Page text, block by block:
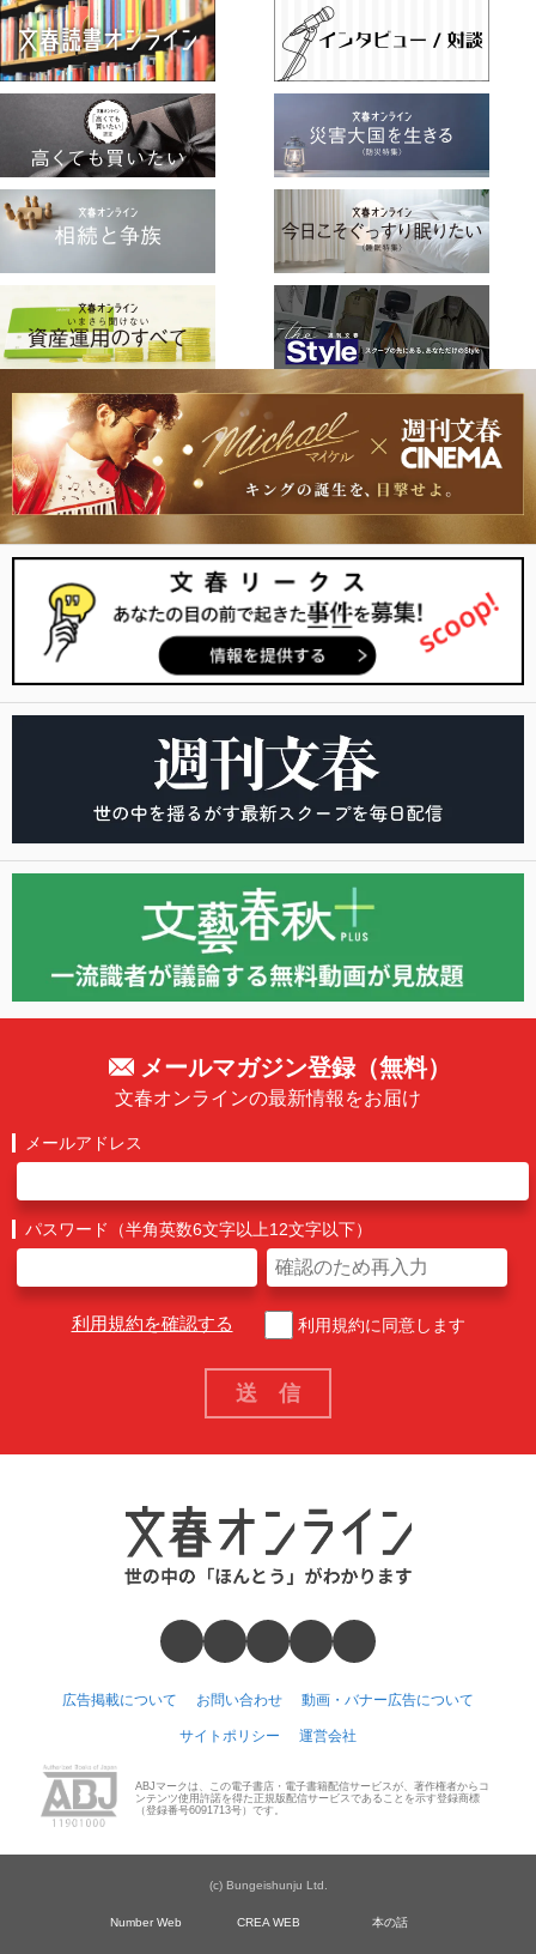
メールマガジン登録（無料）
文春オンラインの最新情報をお届け
メールアドレス
パスワード（半角英数6文字以上12文字以下）
利用規約を確認する 利用規約に同意します
広告掲載について お問い合わせ 動画・バナー広告について
サイトポリシー 運営会社
ABJマークは、この電子書店・電子書籍配信サービスが、著作権者からコ
ンテンツ使用許諾を得た正規版配信サービスであることを示す登録商標
（登録番号6091713号）です。
(c) Bungeishunju Ltd.
Number Web CREA WEB 本の話